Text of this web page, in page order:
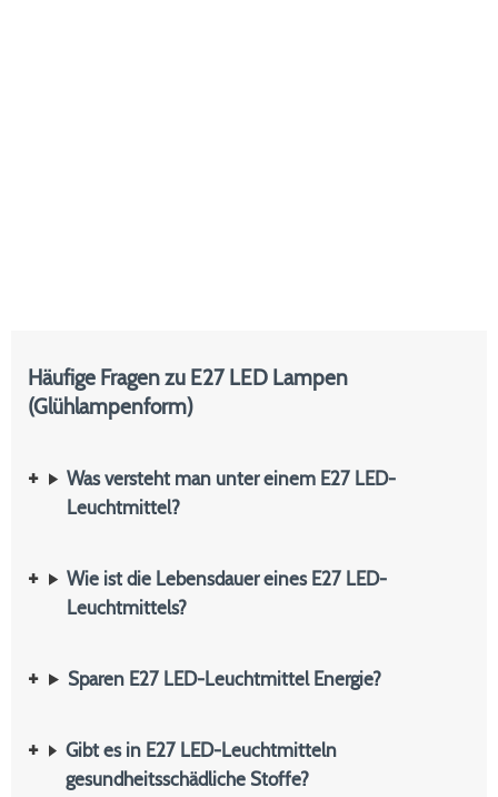
Häufige Fragen zu E27 LED Lampen
(Glühlampenform)
Was versteht man unter einem E27 LED-
Leuchtmittel?
Wie ist die Lebensdauer eines E27 LED-
Leuchtmittels?
Sparen E27 LED-Leuchtmittel Energie?
Gibt es in E27 LED-Leuchtmitteln
gesundheitsschädliche Stoffe?